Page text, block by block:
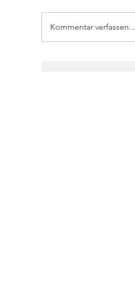
Kommentar verfassen...